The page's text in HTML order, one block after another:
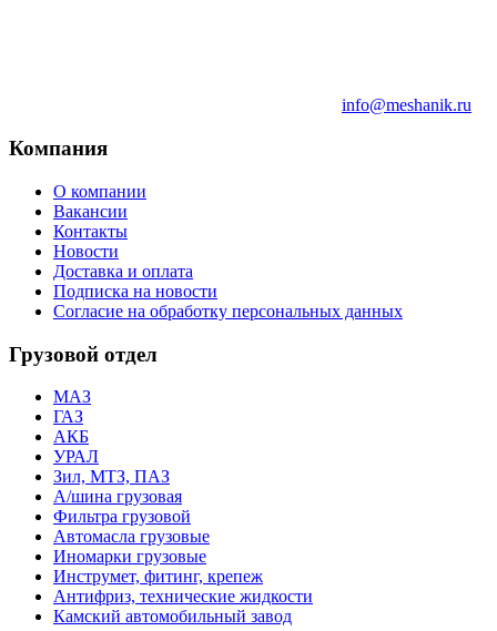
info@meshanik.ru
Компания
О компании
Вакансии
Контакты
Новости
Доставка и оплата
Подписка на новости
Согласие на обработку персональных данных
Грузовой отдел
МАЗ
ГАЗ
АКБ
УРАЛ
Зил, МТЗ, ПАЗ
А/шина грузовая
Фильтра грузовой
Автомасла грузовые
Иномарки грузовые
Инструмет, фитинг, крепеж
Антифриз, технические жидкости
Камский автомобильный завод